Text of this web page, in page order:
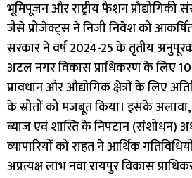
भूमिपूजन और राष्ट्रीय फैशन प्रौद्योगिकी
जैसे प्रोजेक्ट्स ने निजी निवेश को
सरकार ने वर्ष 2024-25 के तृतीय
अटल नगर विकास प्राधिकरण के लिए
प्रावधान और औद्योगिक क्षेत्रों के लिए
के स्रोतों को मजबूत किया। इसके
ब्याज एवं शास्ति के निपटान (संशोधन)
व्यापारियों को राहत ने आर्थिक
अप्रत्यक्ष लाभ नवा रायपुर विकास